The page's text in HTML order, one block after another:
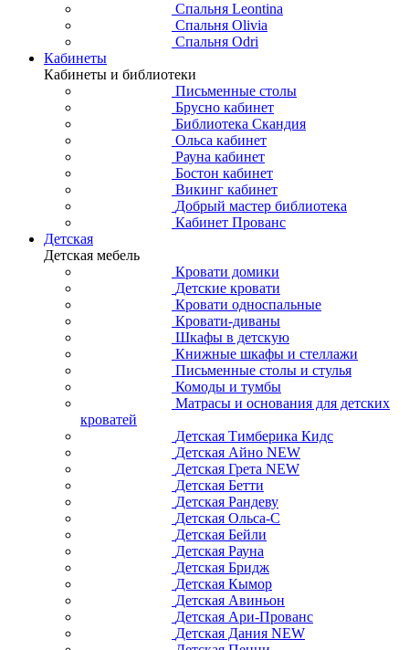
Спальня Leontina
Спальня Olivia
Спальня Odri
Кабинеты
Кабинеты и библиотеки
Письменные столы
Брусно кабинет
Библиотека Скандия
Ольса кабинет
Рауна кабинет
Бостон кабинет
Викинг кабинет
Добрый мастер библиотека
Кабинет Прованс
Детская
Детская мебель
Кровати домики
Детские кровати
Кровати односпальные
Кровати-диваны
Шкафы в детскую
Книжные шкафы и стеллажи
Письменные столы и стулья
Комоды и тумбы
Матрасы и основания для детских
кроватей
Детская Тимберика Кидс
Детская Айно NEW
Детская Грета NEW
Детская Бетти
Детская Рандеву
Детская Ольса-С
Детская Бейли
Детская Рауна
Детская Бридж
Детская Кымор
Детская Авиньон
Детская Ари-Прованс
Детская Дания NEW